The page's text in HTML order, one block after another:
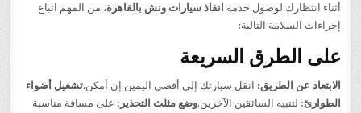
أثناء انتظارك لوصول خدمة انقاذ سيارات ونش بالقاهرة، من المهم اتباع
إجراءات السلامة التالية:
على الطرق السريعة
الابتعاد عن الطريق: انقل سيارتك إلى أقصى اليمين إن أمكن.تشغيل أضواء
الطوارئ: لتنبيه السائقين الآخرين.وضع مثلث التحذير: على مسافة مناسبة